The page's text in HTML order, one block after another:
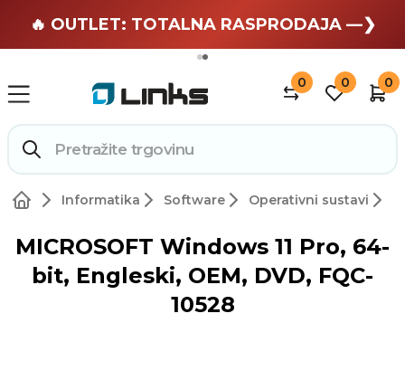
🏄 Zaslužuješ odmor —❯
🔥 OUTLET: TOTALNA RASPRODAJA —❯
0 0 0
Informatika Software Operativni sustavi
MICROSOFT Windows 11 Pro, 64-
bit, Engleski, OEM, DVD, FQC-
10528